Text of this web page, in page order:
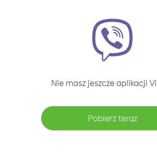
Nie masz jeszcze aplikacji
Pobierz teraz